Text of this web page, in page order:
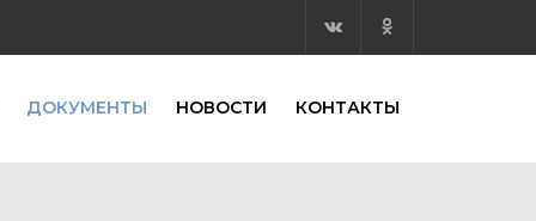
ДОКУМЕНТЫ НОВОСТИ КОНТАКТЫ